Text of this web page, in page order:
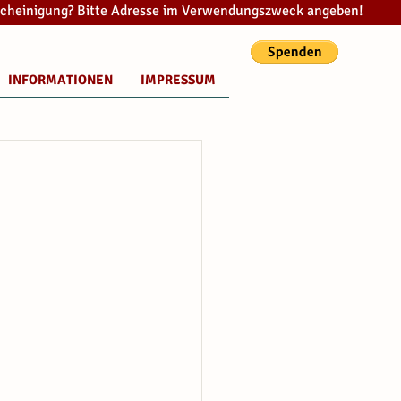
Bitte Adresse im Verwendungszweck angeben!
INFORMATIONEN IMPRESSUM